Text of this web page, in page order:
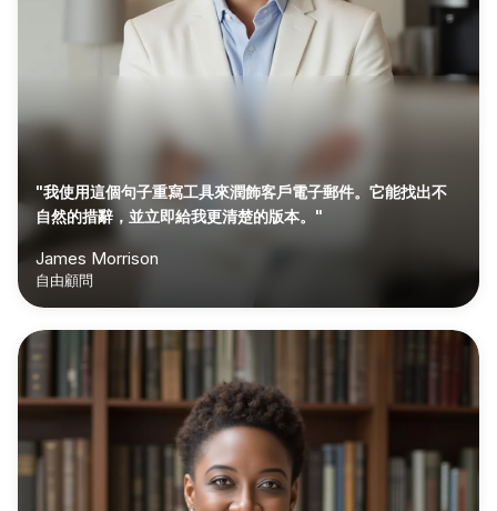
"我使用這個句子重寫工具來潤飾客戶電子郵件。它能找出不
自然的措辭，並立即給我更清楚的版本。"
James Morrison
自由顧問